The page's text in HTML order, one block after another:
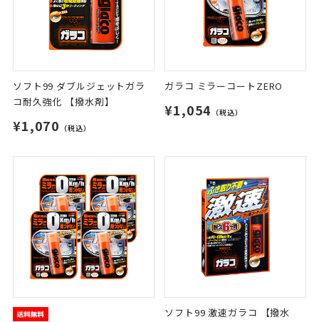
ソフト99 ダブルジェットガラ
コ耐久強化 【撥水剤】
¥1,070 （税込）
ガラコ ミラーコートZERO
¥1,054 （税込）
ソフト99 激速ガラコ 【撥水